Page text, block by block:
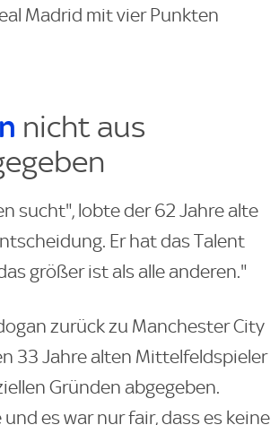
Madrid mit vier Punkten
nicht aus
sucht", lobte der 62 Jahre alte
Er hat das Talent
größer ist als alle anderen."
zurück zu Manchester City
33 Jahre alten Mittelfeldspieler
Gründen abgegeben.
es war nur fair, dass es keine